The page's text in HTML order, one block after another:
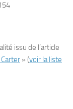
issu de l’article
» (voir la liste